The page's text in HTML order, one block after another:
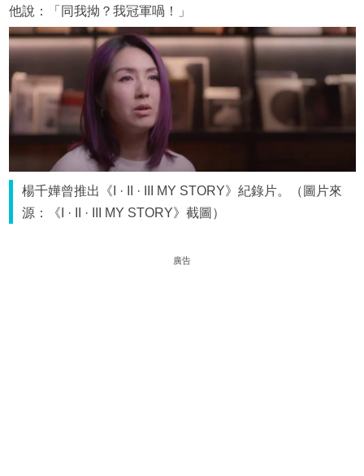
他說：「同我拗？我冠軍喎！」
楊千嬅曾推出《I · II · III MY STORY》紀錄片。（圖片來
源：《I · II · III MY STORY》截圖）
廣告